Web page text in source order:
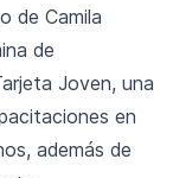
de Camila
de
Joven, una
en
además de